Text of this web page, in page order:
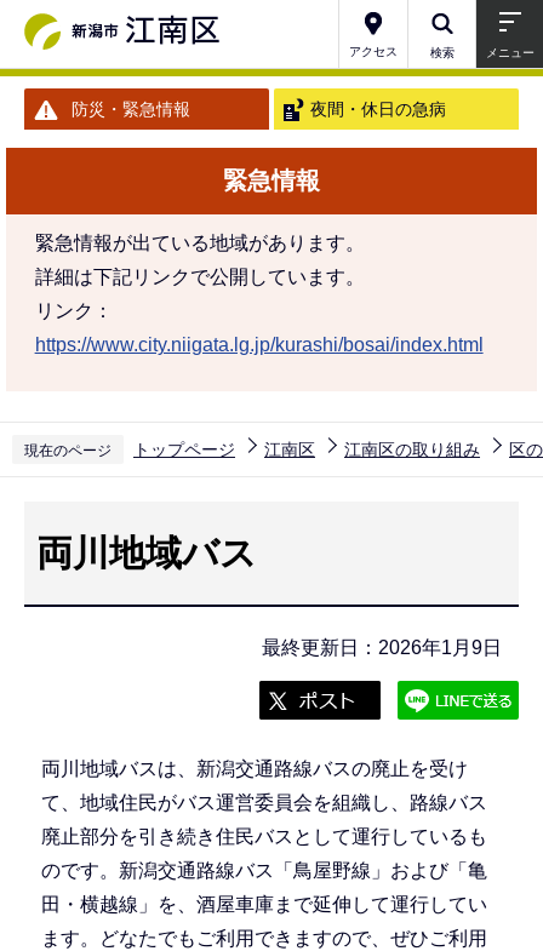
ジ
先
アクセス 検索 メニュー
防災・緊急情報 夜間・休日の急病
緊急情報
緊急情報が出ている地域があります。
詳細は下記リンクで公開しています。
リンク：
https://www.city.niigata.lg.jp/kurashi/bosai/index.html
現在のページ トップページ 江南区 江南区の取り組み 区
両川地域バス
最終更新日：2026年1月9日
両川地域バスは、新潟交通路線バスの廃止を受け
て、地域住民がバス運営委員会を組織し、路線バス
廃止部分を引き続き住民バスとして運行しているも
のです。新潟交通路線バス「鳥屋野線」および「亀
田・横越線」を、酒屋車庫まで延伸して運行してい
ます。どなたでもご利用できますので、ぜひご利用